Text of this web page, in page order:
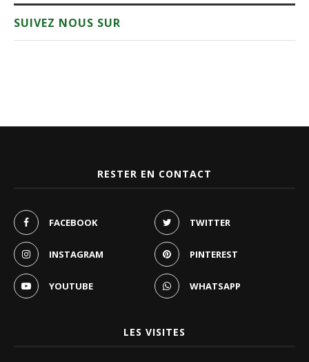
SUIVEZ NOUS SUR
RESTER EN CONTACT
FACEBOOK TWITTER
INSTAGRAM PINTEREST
YOUTUBE WHATSAPP
LES VISITES